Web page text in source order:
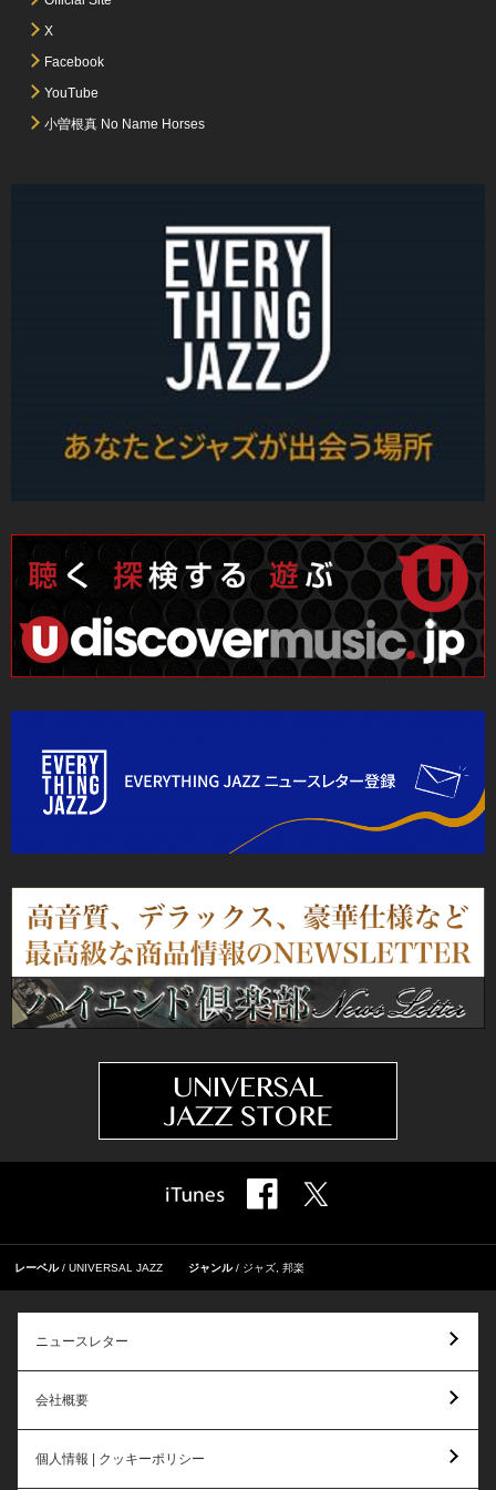
X
Facebook
YouTube
小曽根真 No Name Horses
レーベル UNIVERSAL JAZZ ジャンル ジャズ 邦楽
ニュースレター
会社概要
個人情報 | クッキーポリシー